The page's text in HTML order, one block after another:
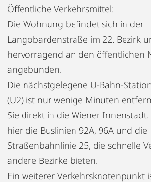
Öffentliche Verkehrsmittel:
Die Wohnung befindet sich in der
Langobardenstraße im 22. Bezirk
hervorragend an den öffentlichen
angebunden.
Die nächstgelegene U-Bahn-
(U2) ist nur wenige Minuten
Sie direkt in die Wiener
hier die Buslinien 92A, 96A und die
Straßenbahnlinie 25, die schnelle
andere Bezirke bieten.
Ein weiterer Verkehrsknotenpunkt